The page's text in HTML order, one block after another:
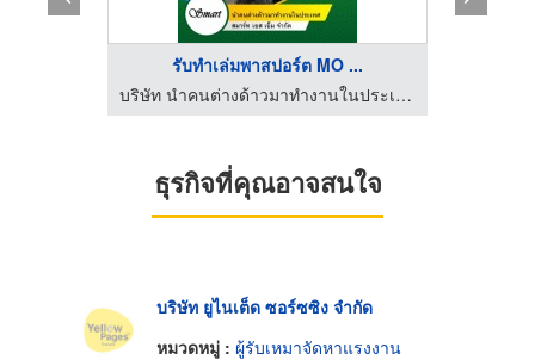
รับทำเล่มพาสปอร์ต MO ...
บริษัท นำคนต่างด้าวมาทำงานในประเทศ สมาร์ท เอส เอ็ม จำกัด
ธุรกิจที่คุณอาจสนใจ
บริษัท ยูไนเต็ด ซอร์ซซิง จำกัด
หมวดหมู่ : ผู้รับเหมาจัดหาแรงงาน